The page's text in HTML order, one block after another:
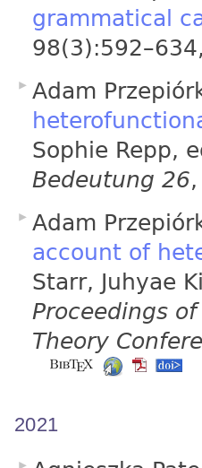
grammatical
Adam
Sophie Repp,
Bedeutung 26
Adam
account of
Starr, Juhyae
Proceedings
Theory
2021